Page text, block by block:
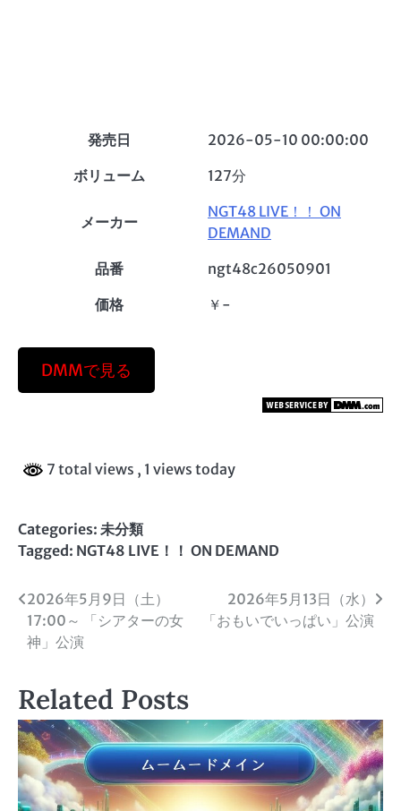
発売日
2026-05-10 00:00:00
ボリューム
127分
メーカー
NGT48 LIVE！！ ON
DEMAND
品番
ngt48c26050901
価格
￥-
DMMで見る
7 total views , 1 views today
Categories: 未分類
Tagged: NGT48 LIVE！！ ON DEMAND
投
稿
ビ
ゲ
ー
シ
2026年5月9日（土）
17:00～ 「シアターの女
神」公演
2026年5月13日（水）
「おもいでいっぱい」公演
Related Posts